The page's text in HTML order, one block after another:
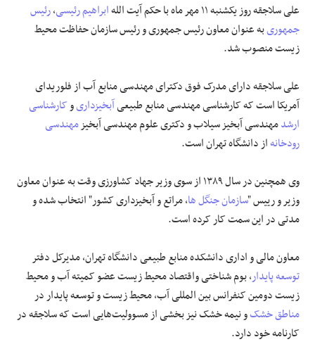
علی سلاجقه روز یکشنبه ۱۱ مهر ماه با حکم آیت الله ابراهیم رئیسی،رئیس
جمهوریبه عنوان معاون رئیس جمهوری و رئیس سازمان حفاظت محیط
زیست منصوب شد.
علی سلاجقه دارای مدرک فوق دکترای مهندسی منابع آب از فلوریدای
آمریکا است که کارشناسی مهندسی منابع طبیعیآبخیزداریوکارشناسی
ارشدمهندسی آبخیز سیلاب و دکتری علوم مهندسی آبخیزمهندسی
رودخانهاز دانشگاه تهران است.
وی همچنین در سال ۱۳۸۹ از سوی وزیر جهاد کشاورزی وقت به عنوان معاون
وزیر و رییس "سازمان جنگل ها، مراتع و آبخیزداری کشور" انتخاب شده و
مدتی در این سمت کار کرده است.
معاون مالی و اداری دانشکده منابع طبیعی دانشگاه تهران، مدیرکل دفتر
توسعه پایدار، بوم شناختی واقتصاد محیط زیست عضو کمیته آب و محیط
زیست دومین کنفرانس بین المللی آب، محیط زیست و توسعه پایدار در
مناطق خشکو نیمه خشک نیز بخشی از مسوولیت‌هایی است که سلاجقه در
کارنامه خود دارد.